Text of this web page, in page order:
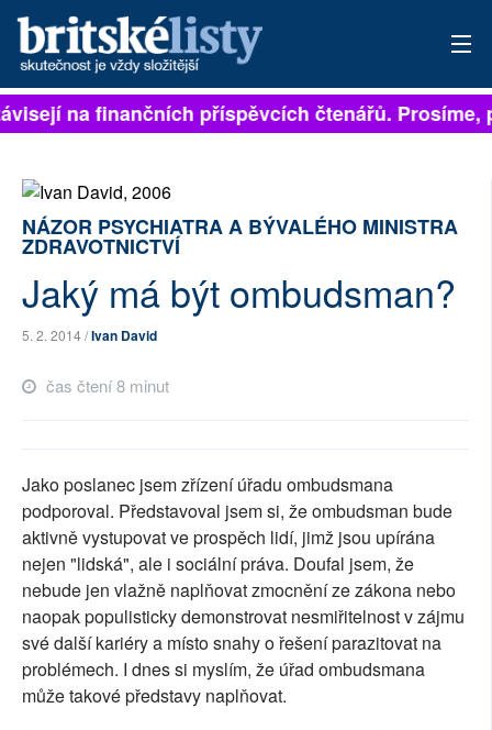
PŘIHLÁSIT
ARCHIV
TÉMATA
SOCIÁLNÍ SÍTĚ
RUBRIKY
PLNÁ VERZE STRÁNEK
na finančních příspěvcích čtenářů. Prosíme,
NÁZOR PSYCHIATRA A BÝVALÉHO MINISTRA
ZDRAVOTNICTVÍ
Jaký má být ombudsman?
5. 2. 2014 /Ivan David
čas čtení 8 minut
Jako poslanec jsem zřízení úřadu ombudsmana
podporoval. Představoval jsem si, že ombudsman bude
aktivně vystupovat ve prospěch lidí, jimž jsou upírána
nejen "lidská", ale i sociální práva. Doufal jsem, že
nebude jen vlažně naplňovat zmocnění ze zákona nebo
naopak populisticky demonstrovat nesmiřitelnost v zájmu
své další kariéry a místo snahy o řešení parazitovat na
problémech. I dnes si myslím, že úřad ombudsmana
může takové představy naplňovat.